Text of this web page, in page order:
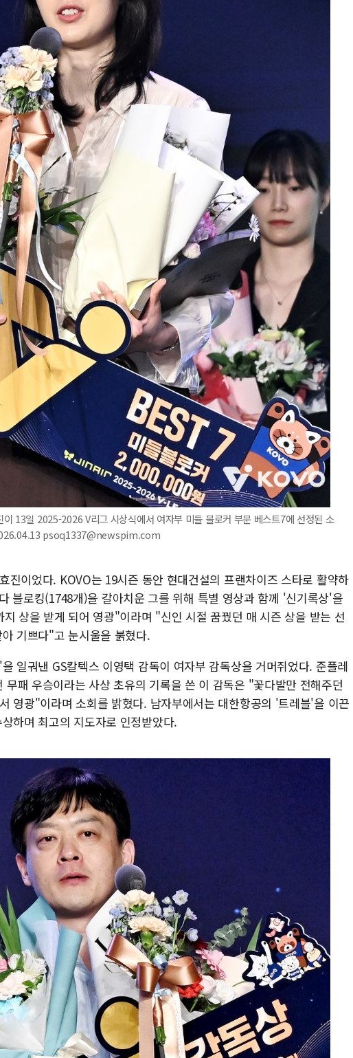
13일 2025-2026 V리그 시상식에서 여자부 미들 블로커 부문 베스트7에 선정된 소
psoq1337@newspim.com
진이었다. KOVO는 19시즌 동안 현대건설의 프랜차이즈 스타로 활약하
블로킹(1748개)을 갈아치운 그를 위해 특별 영상과 함께 '신기록상'을
상을 받게 되어 영광"이라며 "신인 시절 꿈꿨던 매 시즌 상을 받는 선
기쁘다"고 눈시울을 붉혔다.
일궈낸 GS칼텍스 이영택 감독이 여자부 감독상을 거머쥐었다. 준플레
무패 우승이라는 사상 초유의 기록을 쓴 이 감독은 "꽃다발만 전해주던
영광"이라며 소회를 밝혔다. 남자부에서는 대한항공의 '트레블'을 이끈
하며 최고의 지도자로 인정받았다.